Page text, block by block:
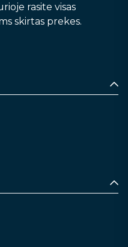
rasite visas
skirtas prekes.